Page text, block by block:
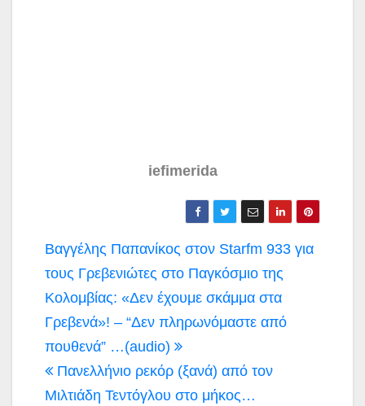
iefimerida
Πλοήγηση
άρθρων
Βαγγέλης Παπανίκος στον Starfm 933 για
τους Γρεβενιώτες στο Παγκόσμιο της
Κολομβίας: «Δεν έχουμε σκάμμα στα
Γρεβενά»! – “Δεν πληρωνόμαστε από
πουθενά” …(audio)
Πανελλήνιο ρεκόρ (ξανά) από τον
Μιλτιάδη Τεντόγλου στο μήκος…